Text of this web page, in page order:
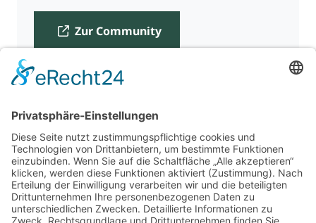
Zur Community
Für Beratende
Kontakt